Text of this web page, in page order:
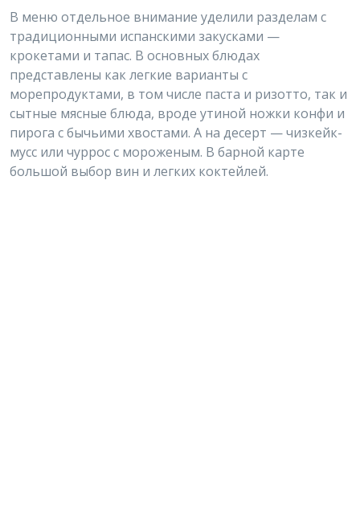
В меню отдельное внимание уделили разделам с
традиционными испанскими закусками —
крокетами и тапас. В основных блюдах
представлены как легкие варианты с
морепродуктами, в том числе паста и ризотто, так и
сытные мясные блюда, вроде утиной ножки конфи и
пирога с бычьими хвостами. А на десерт — чизкейк-
мусс или чуррос с мороженым. В барной карте
большой выбор вин и легких коктейлей.